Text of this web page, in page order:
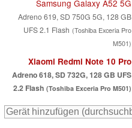
Samsung Galaxy A52 5G
Adreno 619, SD 750G 5G, 128 GB
UFS 2.1 Flash (Toshiba Exceria Pro
M501)
Xiaomi Redmi Note 10 Pro
Adreno 618, SD 732G, 128 GB UFS
2.2 Flash (Toshiba Exceria Pro M501)